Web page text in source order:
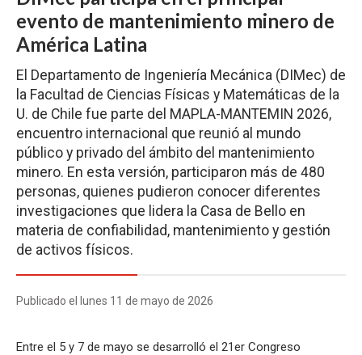
evento de mantenimiento minero de
América Latina
El Departamento de Ingeniería Mecánica (DIMec) de
la Facultad de Ciencias Físicas y Matemáticas de la
U. de Chile fue parte del MAPLA-MANTEMIN 2026,
encuentro internacional que reunió al mundo
público y privado del ámbito del mantenimiento
minero. En esta versión, participaron más de 480
personas, quienes pudieron conocer diferentes
investigaciones que lidera la Casa de Bello en
materia de confiabilidad, mantenimiento y gestión
de activos físicos.
Publicado el lunes 11 de mayo de 2026
Entre el 5 y 7 de mayo se desarrolló el 21er Congreso